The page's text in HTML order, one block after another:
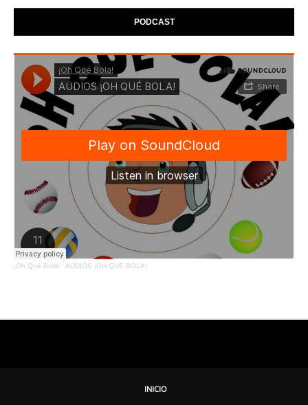
PODCAST
¡Oh Qué Bola! · AUDIOS ¡OH QUÉ BOLA!
INICIO